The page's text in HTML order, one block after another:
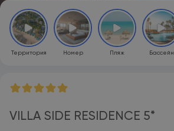
Территория Номер Пляж Бассейн
VILLA SIDE RESIDENCE 5*